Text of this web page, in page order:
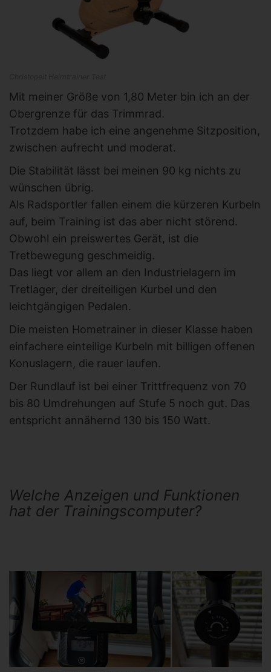
Mit meiner Größe von 1,80 Meter bin ich an der
Obergrenze für das Trimmrad.
Trotzdem habe ich eine angenehme Sitzposition,
zwischen aufrecht und moderat.
Die Stabilität lässt bei meinen 90 kg nichts zu
wünschen übrig.
Als Radsportler fallen einem die kürzeren Kurbeln
auf, beim Training ist das aber nicht störend.
Obwohl ein preiswertes Gerät, ist die
Tretbewegung geschmeidig.
Das liegt vor allem an den Industrielagern im
Tretlager, der dreiteiligen Kurbel und den
leichtgängigen Pedalen.
Die meisten Hometrainer in dieser Klasse haben
einfachere einteilige Kurbeln mit billigen offenen
Konuslagern, die rauer laufen.
Der Rundlauf ist bei einer Trittfrequenz von 70
bis 80 Umdrehungen auf Stufe 5 noch gut. Das
entspricht annähernd 130 bis 150 Watt.
Welche Anzeigen und Funktionen
hat der Trainingscomputer?